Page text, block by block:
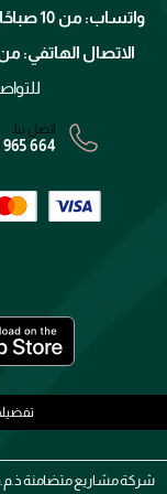
الإرجاع
برنامج الولاء ميوز
الشروط و الأحكام
سياسة الخصوصية
واتساب: من 10 صباحًا إلى 2 بعد منتصف الليل (من الإثنين إلى الأحد)
الاتصال الهاتفي: من 10 صباحًا إلى 11 مساءً (من الإثنين إلى
اتصل بنا:
664
شركة مشاريع متضامنة